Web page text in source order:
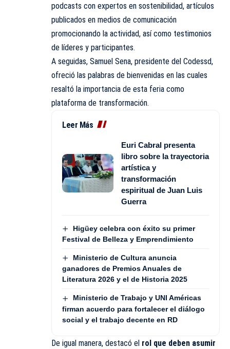
podcasts con expertos en sostenibilidad, artículos
publicados en medios de comunicación
promocionando la actividad, así como testimonios
de líderes y participantes.
A seguidas, Samuel Sena, presidente del Codessd,
ofreció las palabras de bienvenidas en las cuales
resaltó la importancia de esta feria como
plataforma de transformación.
Leer Más
Euri Cabral presenta
libro sobre la trayectoria
artística y
transformación
espiritual de Juan Luis
Guerra
Higüey celebra con éxito su primer
Festival de Belleza y Emprendimiento
Ministerio de Cultura anuncia
ganadores de Premios Anuales de
Literatura 2026 y el de Historia 2025
Ministerio de Trabajo y UNI Américas
firman acuerdo para fortalecer el diálogo
social y el trabajo decente en RD
De igual manera, destacó el rol que deben asumir